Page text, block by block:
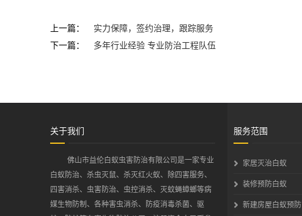
上一篇：
实力保障，签约治理，跟踪服务
下一篇：
多年行业经验 专业防治工程队伍
关于我们
佛山市益伦白蚁虫害防治有限公司是一家专业
白蚁防治、杀虫灭鼠、杀灭红火蚁、除四害服务、
四害消杀、虫害防治、虫控消杀、灭蚊蝇蟑螂等病
媒生物防制、各种害虫消杀、防疫消毒杀菌、驱
服务范围
家居灭治白蚁
装修预防白蚁
新建房屋白蚁预防